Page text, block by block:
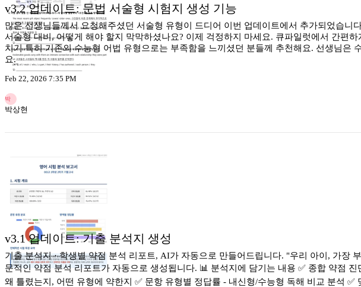
v3.2 업데이트: 문법 서술형 시험지 생성 기능
많은 선생님들께서 요청해주셨던 서술형 유형이 드디어 이번 업데이트에서 추가되었습
서술형 대비, 어떻게 해야 할지 막막하셨나요? 이제 걱정하지 마세요. 큐파일럿에서 간편
치기 특히 기존의 수능형 어법 유형으로는 부족함을 느끼셨던 분들께 추천해요. 선생님은
요.
Feb 22, 2026 7:35 PM
박
박상현
v3.1 업데이트: 기출 분석지 생성
기출 분석지 · 학생별 약점 분석 리포트, AI가 자동으로 만들어드립니다. "우리 아이, 가장
문적인 약점 분석 리포트가 자동으로 생성됩니다. 📊 분석지에 담기는 내용 ✅ 종합 약점
왜 틀렸는지, 어떤 유형에 약한지 ✅ 문항 유형별 정답률 - 내신형/수능형 독해 비교 분석